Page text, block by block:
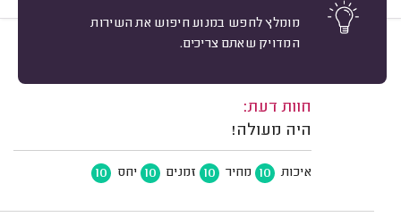
מומלץ לחפש במנוע חיפוש את השירות
המדויק שאתם צריכים.
לילך בירט, אזור.
חוות דעת:
היה מעולה!
איכות 10 מחיר 10 זמנים 10 יחס 10